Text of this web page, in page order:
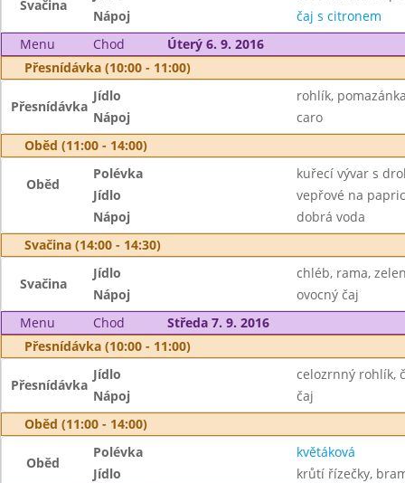
Svačina
Nápoj
čaj s citronem
Menu
Chod
Úterý 6. 9. 2016
Přesnídávka (10:00 - 11:00)
Přesnídávka
Jídlo
rohlík,
Nápoj
caro
Oběd (11:00 - 14:00)
Oběd
Polévka
kuřecí vývar s
Jídlo
vepřové na
Nápoj
dobrá voda
Svačina (14:00 - 14:30)
Svačina
Jídlo
chléb, rama,
Nápoj
ovocný čaj
Menu
Chod
Středa 7. 9. 2016
Přesnídávka (10:00 - 11:00)
Přesnídávka
Jídlo
celozrnný rohlík,
Nápoj
čaj
Oběd (11:00 - 14:00)
Oběd
Polévka
květáková
Jídlo
krůtí řízečky,